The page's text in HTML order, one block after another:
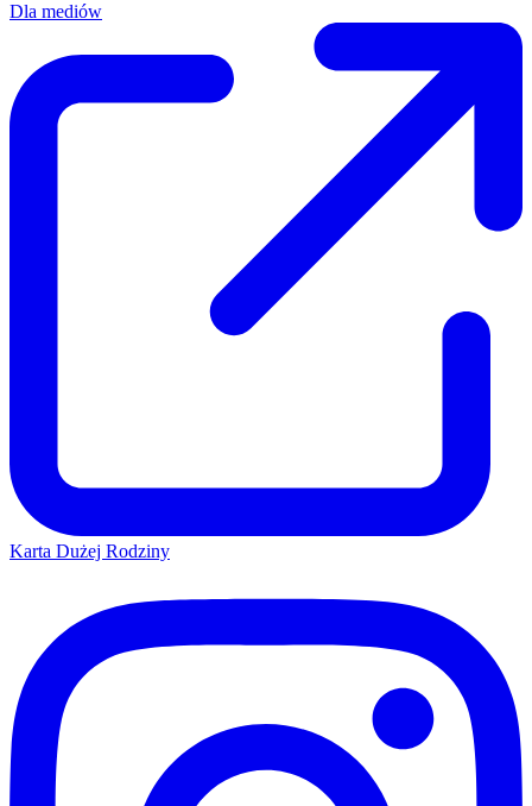
Dla mediów
Karta Dużej Rodziny